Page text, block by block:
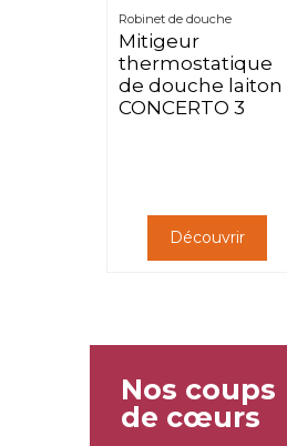
Robinet de douche
Mitigeur
thermostatique
de douche laiton
CONCERTO 3
Découvrir
Nos coups
de cœurs